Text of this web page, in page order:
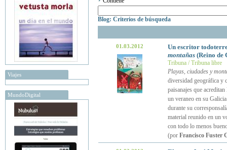
Viajes
MundoDigital
Blog: Criterios de búsqueda
01.03.2012
Un escritor
montañas(Reino de
Tribuna / Tribuna libre
Playas, ciudades y
diversidad geográfica y
paisanajes que
un veraneo en su
durante su
material reunido en un
con todo lo menos
(por Francisco Fuster